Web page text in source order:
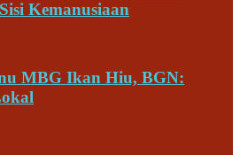
Kemanusiaan
MBG Ikan Hiu, BGN: